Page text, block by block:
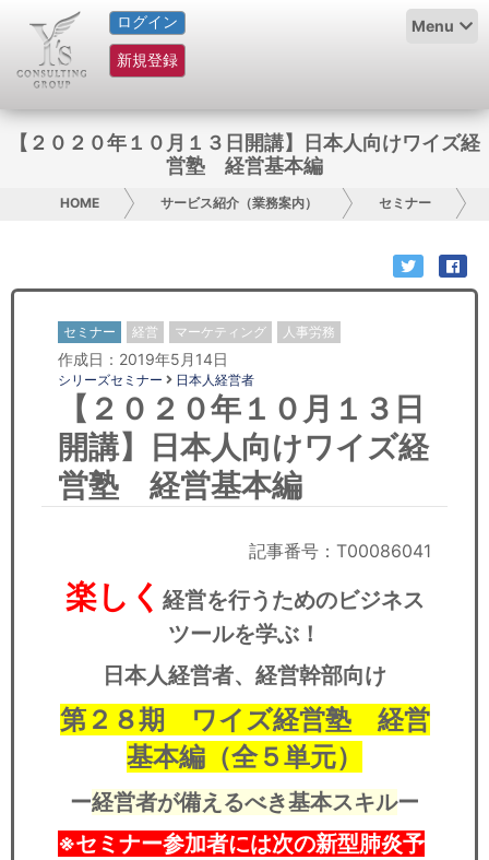
ログイン
新規登録
Menu
HOME
サービス紹介
お問い合わせ
日本人にPR
コンサルティング
リサーチ
セミナー
労務顧問
飲食店情報
【２０２０年１０月１３日開講】日本人向けワイズ経
営塾 経営基本編
HOME サービス紹介（業務案内） セミナー
セミナー 経営 マーケティング 人事労務
作成日：2019年5月14日
シリーズセミナー 日本人経営者
【２０２０年１０月１３日
開講】日本人向けワイズ経
営塾 経営基本編
記事番号：T00086041
楽しく 経営を行うためのビジネス
ツールを学ぶ！
日本人経営者、経営幹部向け
第２８期 ワイズ経営塾 経営
基本編（全５単元）
ー経営者が備えるべき基本スキルー
※セミナー参加者には次の新型肺炎予